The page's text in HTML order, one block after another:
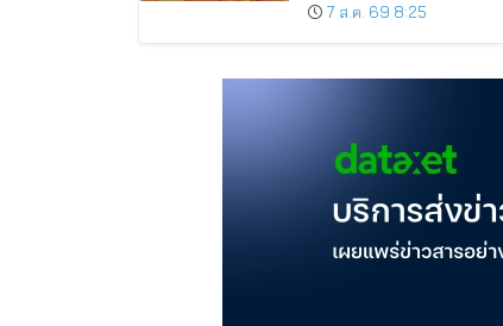
7 ส.ค. 69 8:25